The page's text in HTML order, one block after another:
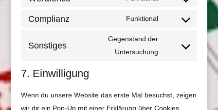
wordpress
Consent
wordfence
Complianz Funktional
Consent
service
Sonstiges
Gegenstand der
Untersuchung
Consent
7. Einwilligung
Wenn du unsere Website das erste Mal besuchst, zeigen
wir dir ein Pop-Up mit einer Erklärung über Cookies.